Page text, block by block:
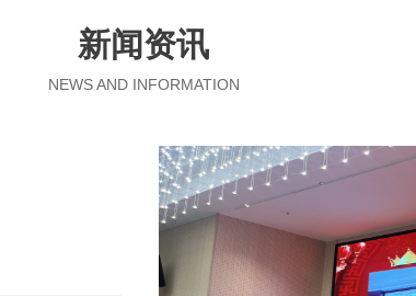
新闻资讯
NEWS AND INFORMATION